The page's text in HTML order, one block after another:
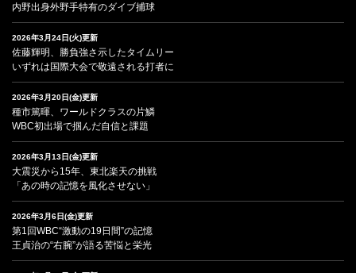
内野出身外野手特有のダイブ捕球
2026年3月24日(火)更新
佐藤輝明、勝負強さ示したタイムリー
いずれは国際大会で敬遠される打者に
2026年3月20日(金)更新
種市篤暉、ワールドクラスの片鱗
WBC初出場で掴んだ自信と課題
2026年3月13日(金)更新
大震災から15年、東北楽天の挑戦
「あの時の記憶を風化させない」
2026年3月6日(金)更新
第1回WBC“激動の19日間”の記憶
王貞治の“右腕”が語る苦悩と栄光